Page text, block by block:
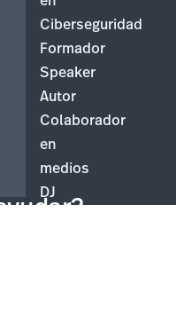
Ciberseguridad
Formador
Speaker
Autor
Colaborador
en
medios
DJ